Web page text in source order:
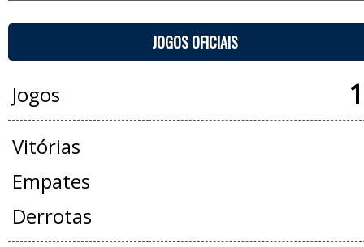
JOGOS OFICIAIS
Jogos
Vitórias
Empates
Derrotas